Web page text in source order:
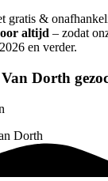
gratis &
altijd – zodat
en verder.
Dorth